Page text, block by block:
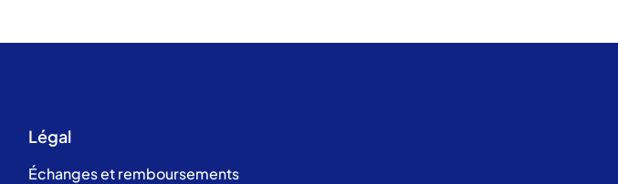
Légal
Échanges et remboursements